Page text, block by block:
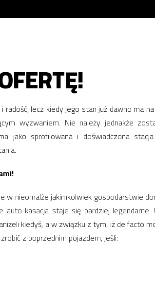
lecz kiedy jego stan już dawno ma
wyzwaniem. Nie należy jednakże
jako sprofilowana i doświadczona
w nieomalże jakimkolwiek gospodarstwie
auto kasacja staje się bardziej legendarne.
kiedyś, a w związku z tym, iż de facto
z poprzednim pojazdem, jeśli: